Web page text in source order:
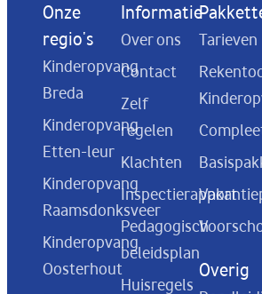
Onze
regio's
Kinderopvang
Breda
Kinderopvang
Etten-leur
Kinderopvang
Raamsdonksveer
Kinderopvang
Oosterhout
Informatie
Over ons
Contact
Zelf
regelen
Klachten
Inspectierapport
Pedagogisch
beleidsplan
Huisregels
Tarieven
Overig